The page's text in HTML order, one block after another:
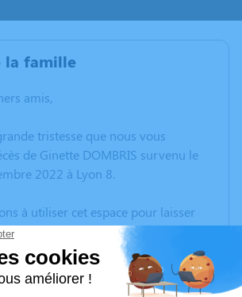
la famille
amis,
tristesse que nous vous
de Ginette DOMBRIS survenu le
2022 à Lyon 8.
à utiliser cet espace pour laisser
partager des photos souvenirs, une
vos pensées à travers des
Cet endroit est un lieu
à honorer la mémoire de Ginette